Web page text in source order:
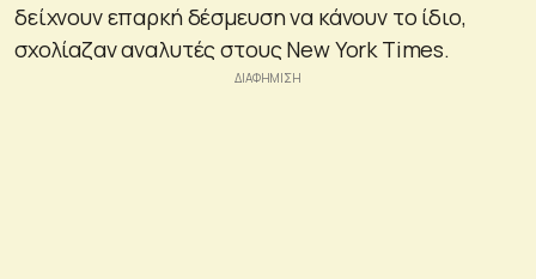
δείχνουν επαρκή δέσμευση να κάνουν το ίδιο,
σχολίαζαν αναλυτές στους New York Times.